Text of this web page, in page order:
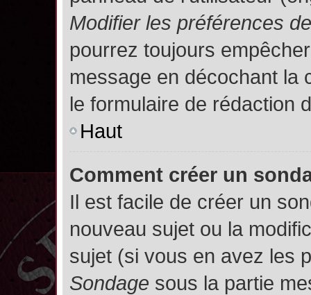
Modifier les préférences
pourrez toujours
message en décochant la
le formulaire de rédaction
Haut
Comment créer un
Il est facile de créer un
nouveau sujet ou la
sujet (si vous en avez les
Sondage sous la partie